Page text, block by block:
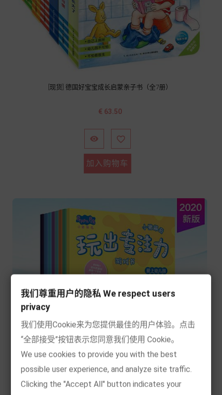
[现货] 德国好宝宝成长启蒙亲子书（全7册）
价
€ 63.50
 
加入购物车
我们尊重用户的隐私 We respect users
privacy
我们使用Cookie来为您提供最佳的用户体验。点击
“全部接受”按钮表示您同意我们使用 Cookie。
We use cookies to provide you with the best
possible user experience, and analyze site traffic.
Clicking the "Accept All" button indicates your